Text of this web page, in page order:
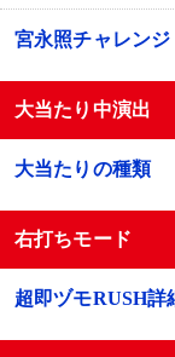
宮永照チャレンジ
大当たり中演出
大当たりの種類
右打ちモード
超即ヅモRUSH詳